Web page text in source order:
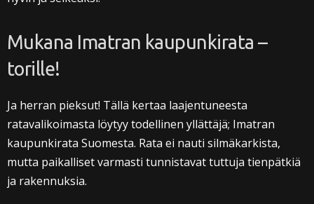
Mukana Imatran kaupunkirata –
torille!
Ja herran pieksut! Tällä kertaa laajentuneesta
ratavalikoimasta löytyy todellinen yllättäjä; Imatran
kaupunkirata Suomesta. Rata ei nauti silmäkarkista,
mutta paikalliset varmasti tunnistavat tuttuja tienpätkiä
ja rakennuksia.